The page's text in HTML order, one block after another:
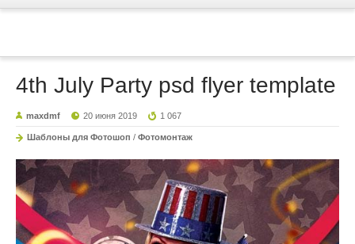
4th July Party psd flyer template
maxdmf 20 июня 2019 1 067
Шаблоны для Фотошоп / Фотомонтаж